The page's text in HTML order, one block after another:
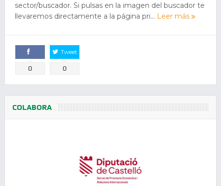
sector/buscador. Si pulsas en la imagen del buscador te
llevaremos directamente a la página pri... Leer más
Comparte
0
Tweet
0
COLABORA